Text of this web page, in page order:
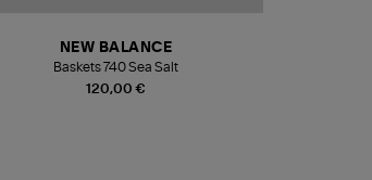
120,00 €
NEW BALANCE
Baskets 740 Sea Salt